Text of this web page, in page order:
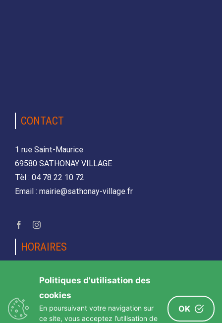
CONTACT
1 rue Saint-Maurice
69580 SATHONAY VILLAGE
Tèl : 04 78 22 10 72
Email : mairie@sathonay-village.fr
HORAIRES
Lundi, mardi, jeudi et vendredi
de 08h30 à 12h00 et de 14h00 à 17h00
Mercredi et samedi
de 08h30 12h00
Politiques d'utilisation des
cookies
En poursuivant votre navigation sur
ce site, vous acceptez l’utilisation de
OK